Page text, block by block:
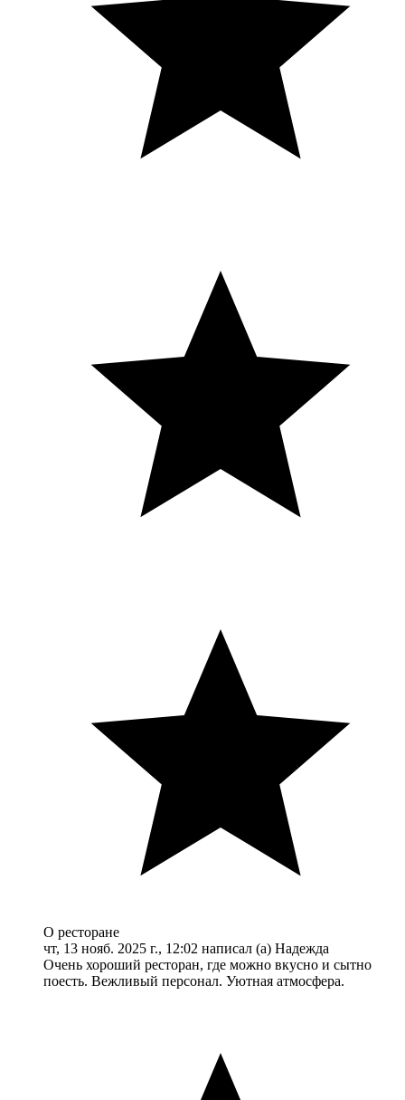
О ресторане
чт, 13 нояб. 2025 г., 12:02 написал (а) Надежда
Очень хороший ресторан, где можно вкусно и сытно
поесть. Вежливый персонал. Уютная атмосфера.